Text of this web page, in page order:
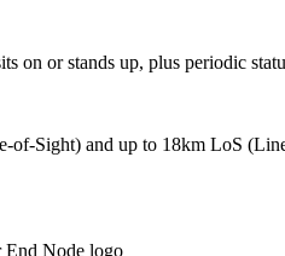
on or stands up, plus periodic
of-Sight) and up to 18km LoS